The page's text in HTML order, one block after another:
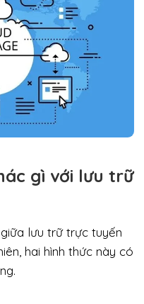
gì với lưu trữ
lưu trữ trực tuyến
hai hình thức này có